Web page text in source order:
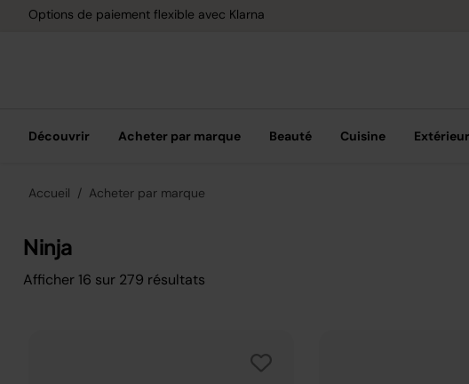
Options de paiement flexible avec Klarna
Découvrir Acheter par marque Beauté Cuisine Extérieur
Accueil Acheter par marque
Ninja
Afficher 16 sur 279 résultats